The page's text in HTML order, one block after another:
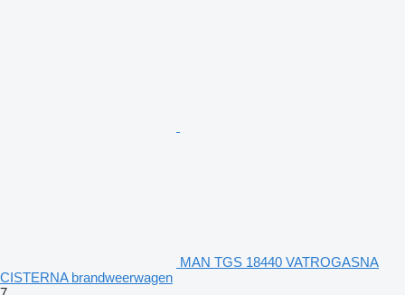
MAN TGS 18440 VATROGASNA
CISTERNA brandweerwagen